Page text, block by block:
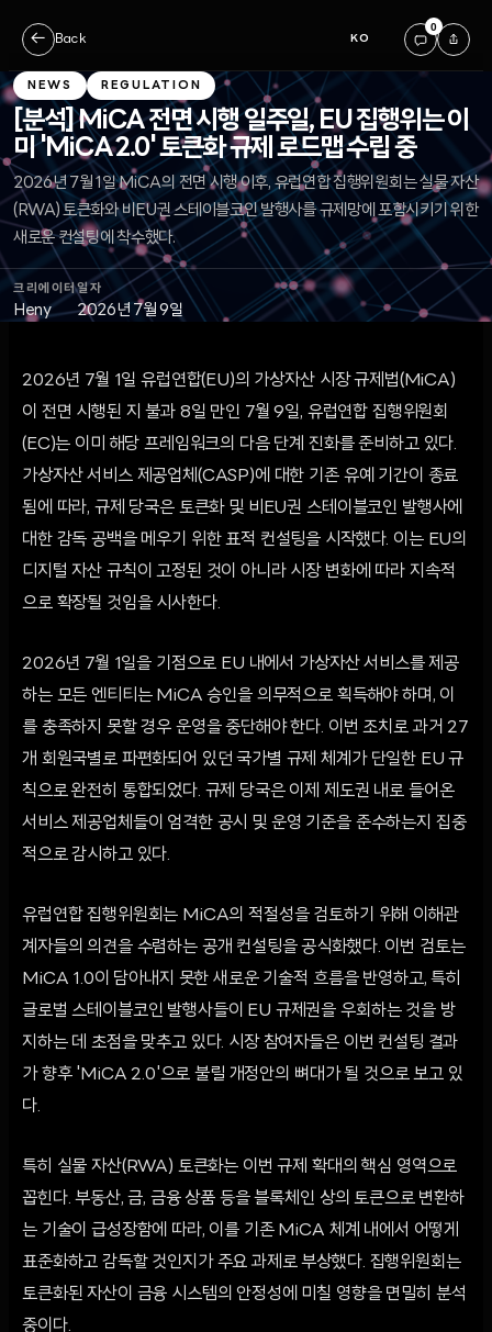
← Back KO
0
NEWS REGULATION
[분석] MiCA 전면 시행 일주일, EU 집행위는 이
미 'MiCA 2.0' 토큰화 규제 로드맵 수립 중
2026년 7월 1일 MiCA의 전면 시행 이후, 유럽연합 집행위원회는 실물 자산
(RWA) 토큰화와 비EU권 스테이블코인 발행사를 규제망에 포함시키기 위한
새로운 컨설팅에 착수했다.
크리에이터
Heny
일자
2026년 7월 9일
2026년 7월 1일 유럽연합(EU)의 가상자산 시장 규제법(MiCA)
이 전면 시행된 지 불과 8일 만인 7월 9일, 유럽연합 집행위원회
(EC)는 이미 해당 프레임워크의 다음 단계 진화를 준비하고 있다.
가상자산 서비스 제공업체(CASP)에 대한 기존 유예 기간이 종료
됨에 따라, 규제 당국은 토큰화 및 비EU권 스테이블코인 발행사에
대한 감독 공백을 메우기 위한 표적 컨설팅을 시작했다. 이는 EU의
디지털 자산 규칙이 고정된 것이 아니라 시장 변화에 따라 지속적
으로 확장될 것임을 시사한다.
2026년 7월 1일을 기점으로 EU 내에서 가상자산 서비스를 제공
하는 모든 엔티티는 MiCA 승인을 의무적으로 획득해야 하며, 이
를 충족하지 못할 경우 운영을 중단해야 한다. 이번 조치로 과거 27
개 회원국별로 파편화되어 있던 국가별 규제 체계가 단일한 EU 규
칙으로 완전히 통합되었다. 규제 당국은 이제 제도권 내로 들어온
서비스 제공업체들이 엄격한 공시 및 운영 기준을 준수하는지 집중
적으로 감시하고 있다.
유럽연합 집행위원회는 MiCA의 적절성을 검토하기 위해 이해관
계자들의 의견을 수렴하는 공개 컨설팅을 공식화했다. 이번 검토는
MiCA 1.0이 담아내지 못한 새로운 기술적 흐름을 반영하고, 특히
글로벌 스테이블코인 발행사들이 EU 규제권을 우회하는 것을 방
지하는 데 초점을 맞추고 있다. 시장 참여자들은 이번 컨설팅 결과
가 향후 'MiCA 2.0'으로 불릴 개정안의 뼈대가 될 것으로 보고 있
다.
특히 실물 자산(RWA) 토큰화는 이번 규제 확대의 핵심 영역으로
꼽힌다. 부동산, 금, 금융 상품 등을 블록체인 상의 토큰으로 변환하
는 기술이 급성장함에 따라, 이를 기존 MiCA 체계 내에서 어떻게
표준화하고 감독할 것인지가 주요 과제로 부상했다. 집행위원회는
토큰화된 자산이 금융 시스템의 안정성에 미칠 영향을 면밀히 분석
중이다.